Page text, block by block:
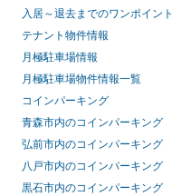
入居～退去までのワンポイント
テナント物件情報
月極駐車場情報
月極駐車場物件情報一覧
コインパーキング
青森市内のコインパーキング
弘前市内のコインパーキング
八戸市内のコインパーキング
黒石市内のコインパーキング